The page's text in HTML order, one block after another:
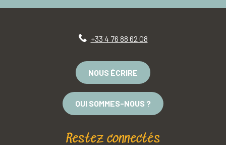
+33 4 76 88 62 08
NOUS ÉCRIRE
QUI SOMMES-NOUS ?
Restez connectés